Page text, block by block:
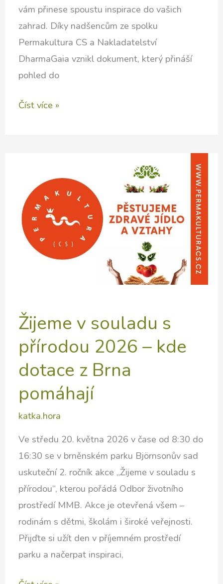
vám přinese spoustu inspirace do vašich
zahrad. Díky nadšencům ze spolku
Permakultura CS a Nakladatelství
DharmaGaia vznikl dokument, který přináší
pohled do
Film
oslava
10
let
semínkovny
Číst více »
Žijeme v souladu s
přírodou 2026 – kde
dotace z Brna
pomáhají
katka.hora
Ve středu 20. května 2026 v čase od 8:30 do
16:30 se v brněnském parku Björnsonův sad
uskuteční 2. ročník akce „Žijeme v souladu s
přírodou“, kterou pořádá Odbor životního
prostředí MMB. Akce je otevřená všem –
rodinám s dětmi, školám i široké veřejnosti.
Přijďte si užít den v příjemném prostředí
parku a načerpat inspiraci,